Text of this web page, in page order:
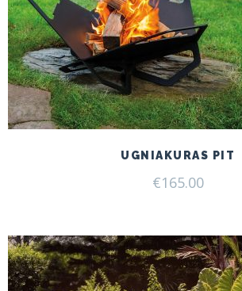
UGNIAKURAS PIT
€165.00